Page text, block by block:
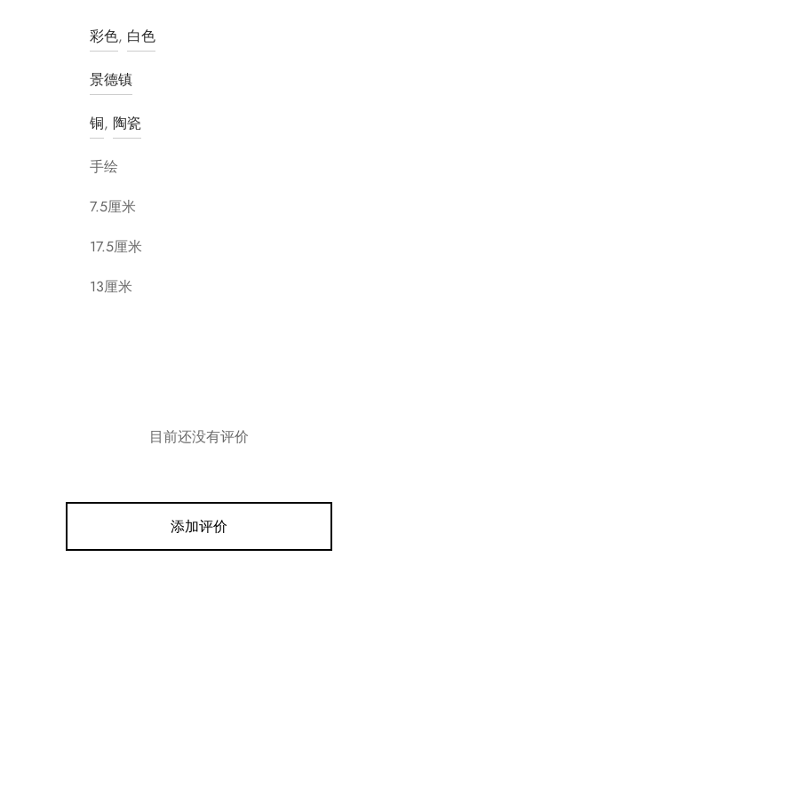
彩色, 白色
景德镇
铜, 陶瓷
手绘
7.5厘米
17.5厘米
13厘米
目前还没有评价
添加评价